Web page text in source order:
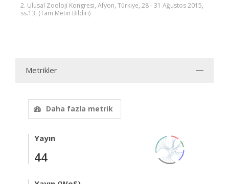
2. Ulusal Zooloji Kongresi, Afyon, Türkiye, 28 - 31 Ağustos 2015,
ss.13, (Tam Metin Bildiri)
Metrikler
Daha fazla metrik
Yayın
44